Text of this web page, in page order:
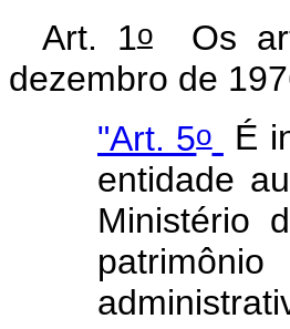
Art. 1o Os
dezembro de
"Art. 5o
É
entidade
Ministério